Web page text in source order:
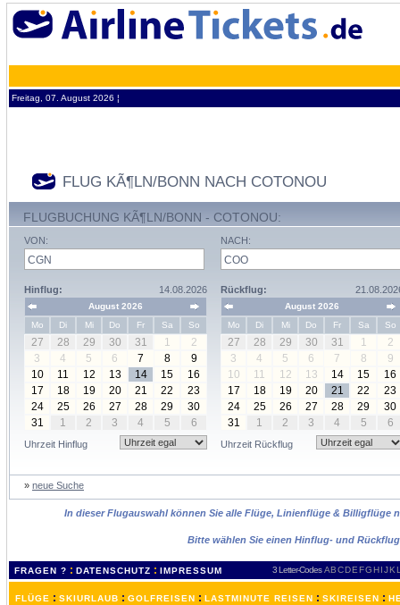
Freitag, 07. August 2026 ¦
FLUG KÃ¶LN/BONN NACH COTONOU
FLUGBUCHUNG KÃ¶LN/BONN - COTONOU:
VON:
Hinflug: 14.08.2026
August 2026
Mo
Di Mi Do Fr Sa So
27 28 29 30 31 1
2
3
4 5 6 7 8
9
10
11 12 13 14 15
16
17
18 19 20 21 22
23
24
25 26 27 28 29
30
31
1 2 3 4 5 6
Uhrzeit Hinflug
NACH:
Rückflug:
August 2026
Mo
Di Mi Do Fr Sa So
27 28 29 30 31 1
2
3
4 5 6 7 8
9
10
11 12 13 14 15
16
17
18 19 20 21 22
23
24
25 26 27 28 29
30
31
1 2 3 4 5 6
Uhrzeit Rückflug
» neue Suche
In dieser Flugauswahl können Sie alle Flüge, Linienflüge & Billigflüge
Bitte wählen Sie einen Hinflug- und
FRAGEN ? : DATENSCHUTZ : IMPRESSUM 3 Letter-Codes ABCDEFGH IJKL
FLÜGE : SKIURLAUB : GOLFREISEN : LASTMINUTE REISEN : SKIREISEN :